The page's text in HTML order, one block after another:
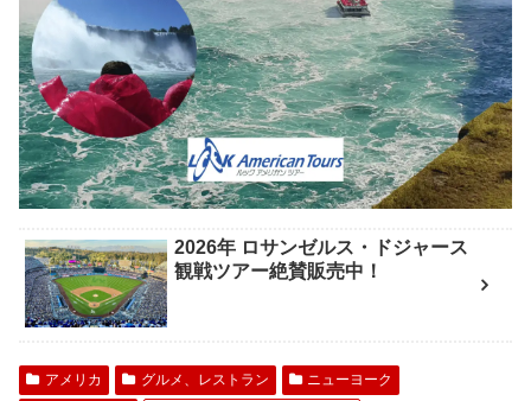
2026年 ロサンゼルス・ドジャース
観戦ツアー絶賛販売中！
アメリカ グルメ、レストラン
ニューヨーク